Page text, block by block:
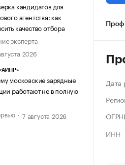
кандидатов для
агентства: как
качество отбора
эксперта
2026
московские зарядные
работают не в полную
7 августа 2026
Дата
ИНН